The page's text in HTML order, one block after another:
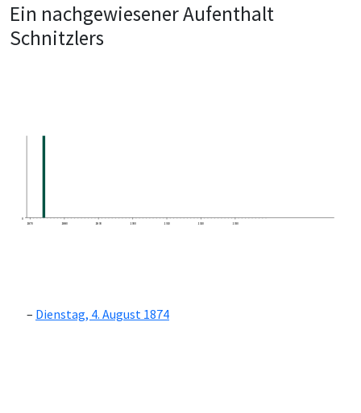
Ein nachgewiesener Aufenthalt
Schnitzlers
0
1870
1880 1890 1900 1910 1920 1930
Dienstag, 4. August 1874